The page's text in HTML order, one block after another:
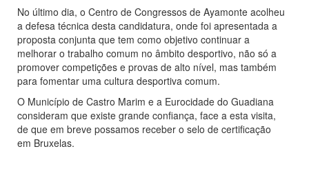
No último dia, o Centro de Congressos de Ayamonte acolheu
a defesa técnica desta candidatura, onde foi apresentada a
proposta conjunta que tem como objetivo continuar a
melhorar o trabalho comum no âmbito desportivo, não só a
promover competições e provas de alto nível, mas também
para fomentar uma cultura desportiva comum.
O Município de Castro Marim e a Eurocidade do Guadiana
consideram que existe grande confiança, face a esta visita,
de que em breve possamos receber o selo de certificação
em Bruxelas.